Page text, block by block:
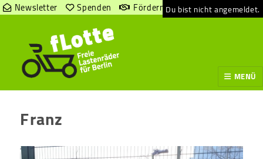
Newsletter Spenden Fördern Du bist nicht angemeldet.
MENÜ
Franz